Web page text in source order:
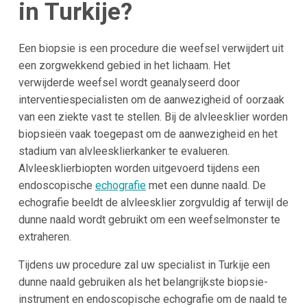
in Turkije?
Een biopsie is een procedure die weefsel verwijdert uit
een zorgwekkend gebied in het lichaam. Het
verwijderde weefsel wordt geanalyseerd door
interventiespecialisten om de aanwezigheid of oorzaak
van een ziekte vast te stellen. Bij de alvleesklier worden
biopsieën vaak toegepast om de aanwezigheid en het
stadium van alvleesklierkanker te evalueren.
Alvleesklierbiopten worden uitgevoerd tijdens een
endoscopische echografiemet een dunne naald. De
echografie beeldt de alvleesklier zorgvuldig af terwijl de
dunne naald wordt gebruikt om een weefselmonster te
extraheren.
Tijdens uw procedure zal uw specialist in Turkije een
dunne naald gebruiken als het belangrijkste biopsie-
instrument en endoscopische echografie om de naald te